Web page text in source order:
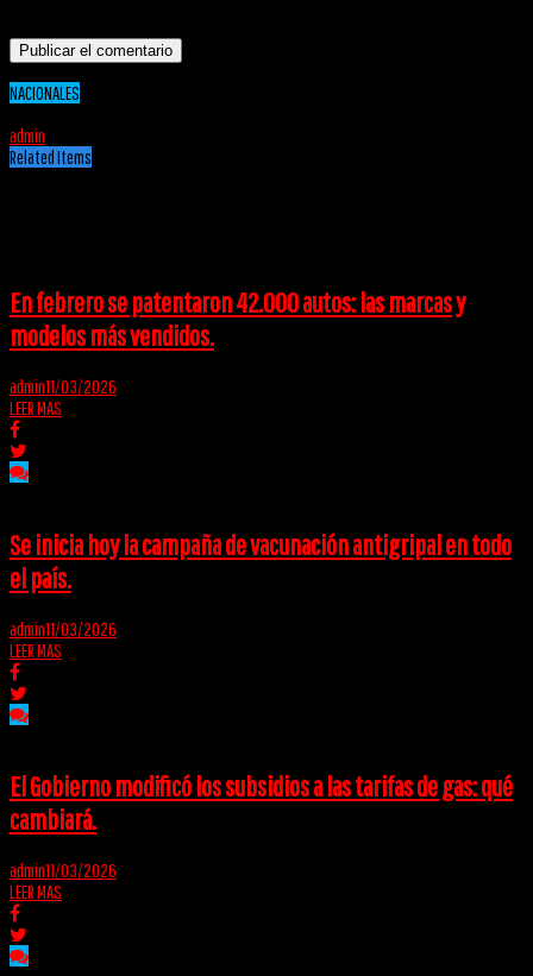
NACIONALES
admin
Related Items
En febrero se patentaron 42.000 autos: las marcas y
modelos más vendidos.
admin11/03/2026
LEER MAS
Se inicia hoy la campaña de vacunación antigripal en todo
el país.
admin11/03/2026
LEER MAS
El Gobierno modificó los subsidios a las tarifas de gas: qué
cambiará.
admin11/03/2026
LEER MAS